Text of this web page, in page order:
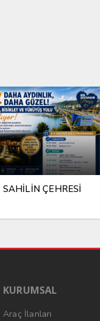
SAHİLİN ÇEHRESİ
KURUMSAL
Araç İlanları